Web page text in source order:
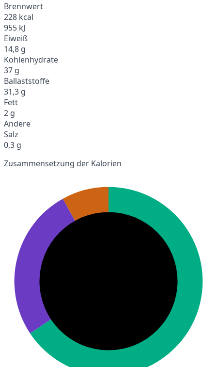
Brennwert
228 kcal
955 kJ
Eiweiß
14,8 g
Kohlenhydrate
37 g
Ballaststoffe
31,3 g
Fett
2 g
Andere
Salz
0,3 g
Zusammensetzung der Kalorien